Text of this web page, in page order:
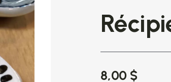
8,00 $